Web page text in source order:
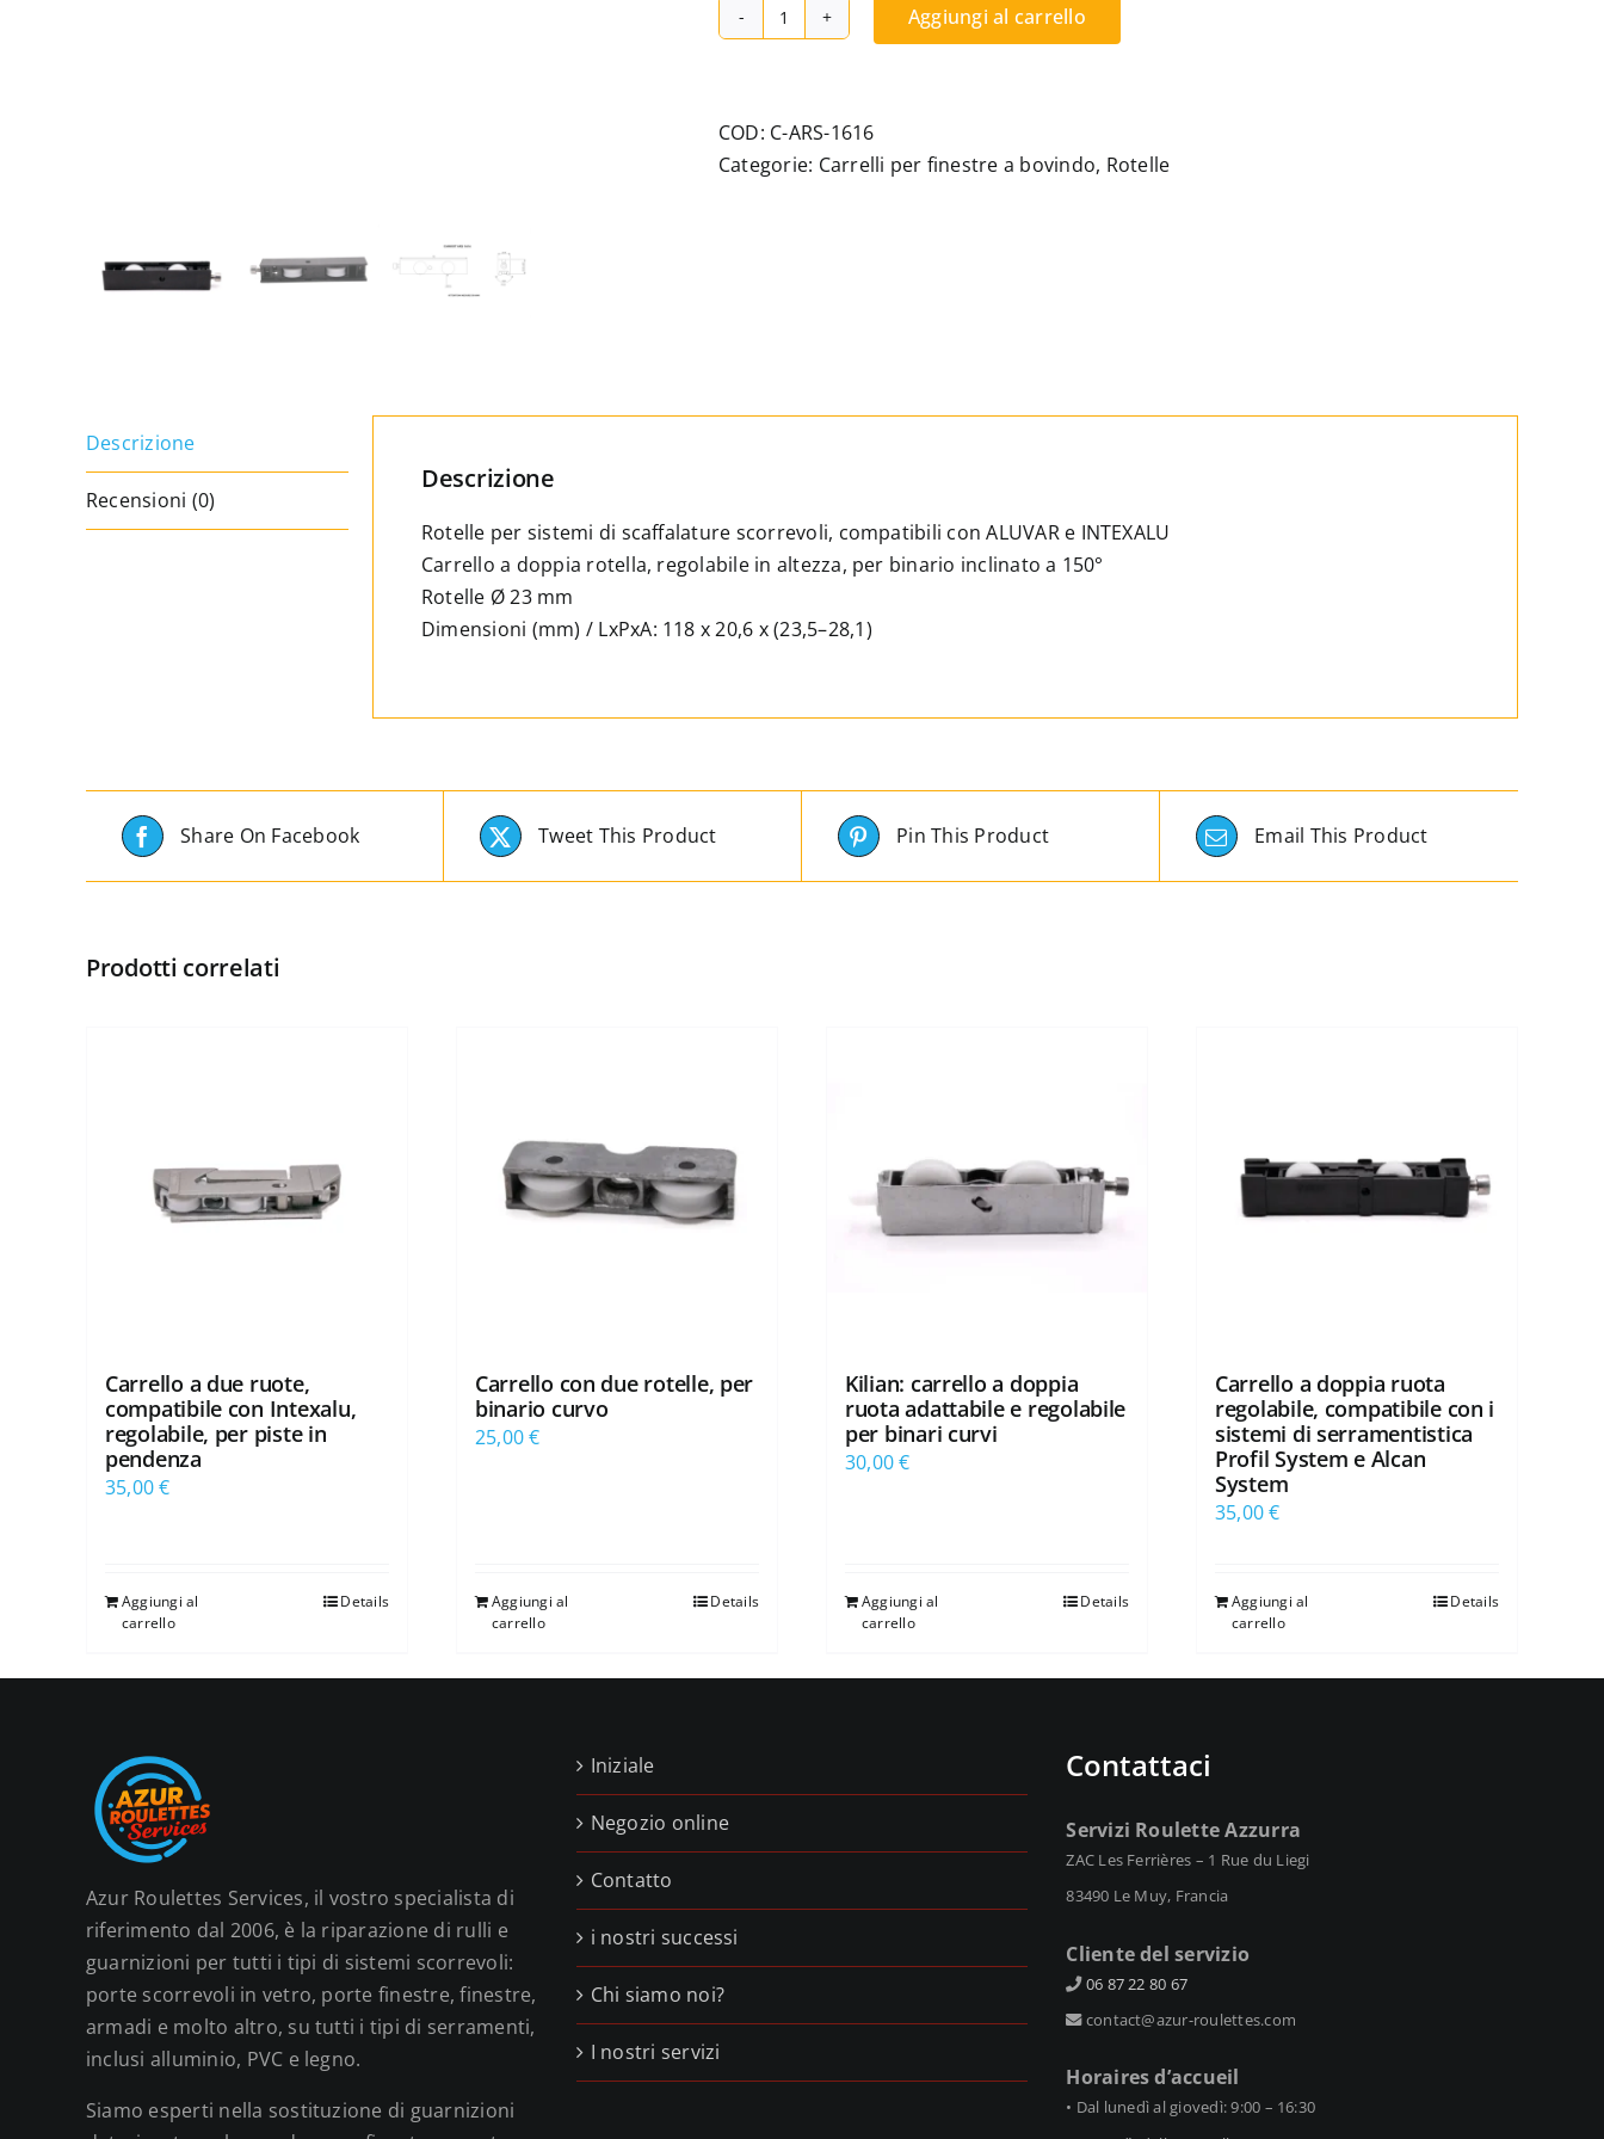
Carrello
ruote,
compatibile
in
Aggiungi al carrello
COD: C-ARS-1616
Categorie: Carrelli per finestre a bovindo, Rotelle
Descrizione
Recensioni (0)
Descrizione
Rotelle per sistemi di scaffalature scorrevoli, compatibili con ALUVAR e INTEXALU
Carrello a doppia rotella, regolabile in altezza, per binario inclinato a 150°
Rotelle Ø 23 mm
Dimensioni (mm) / LxPxA: 118 x 20,6 x (23,5–28,1)
Share On Facebook Tweet This Product Pin This Product Email This Product
Prodotti correlati
Carrello a due ruote,
compatibile con Intexalu,
regolabile, per piste in
pendenza
35,00€
Aggiungi al
carrello
Details
Carrello con due rotelle, per
binario curvo
25,00€
Aggiungi al
carrello
Details
Kilian: carrello a doppia
ruota adattabile e regolabile
per binari curvi
30,00€
Aggiungi al
carrello
Details
Carrello a doppia ruota
regolabile, compatibile con i
sistemi di serramentistica
Profil System e Alcan
System
35,00€
Aggiungi al
carrello
Details
Azur Roulettes Services, il vostro specialista di
riferimento dal 2006, è la riparazione di rulli e
guarnizioni per tutti i tipi di sistemi scorrevoli:
porte scorrevoli in vetro, porte finestre, finestre,
armadi e molto altro, su tutti i tipi di serramenti,
inclusi alluminio, PVC e legno.
Siamo esperti nella sostituzione di guarnizioni
Iniziale
Negozio online
Contatto
i nostri successi
Chi siamo noi?
I nostri servizi
Contattaci
Servizi Roulette Azzurra
ZAC Les Ferrières – 1 Rue du Liegi
83490 Le Muy, Francia
Cliente del servizio
06 87 22 80 67
contact@azur-roulettes.com
Horaires d’accueil
• Dal lunedì al giovedì: 9:00 – 16:30